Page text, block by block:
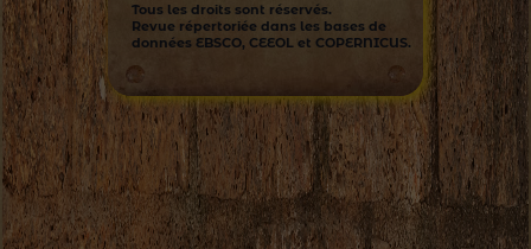
Tous les droits sont réservés.
Revue répertoriée dans les bases de
données EBSCO, CEEOL et COPERNICUS.